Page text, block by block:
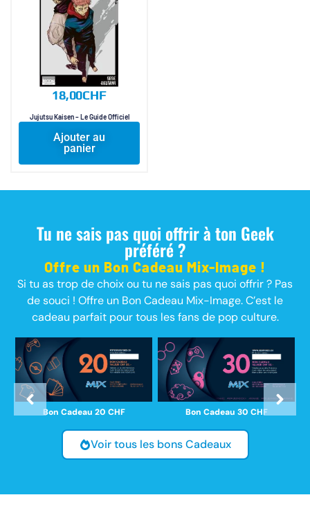
18,00CHF
Jujutsu Kaisen – Le Guide Officiel
Ajouter au
panier
Tu ne sais pas quoi offrir à ton Geek
préféré ?
Offre un Bon Cadeau Mix-Image !
Si tu as trop de choix ou tu ne sais pas quoi offrir ? Pas
de souci ! Offre un Bon Cadeau Mix-Image. C’est le
cadeau parfait pour tous les fans de pop culture.
Bon Cadeau 20 CHF Bon Cadeau 30 CHF
Voir tous les bons Cadeaux